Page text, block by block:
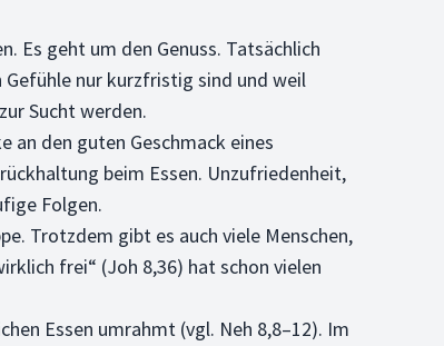
Es geht um den Genuss. Tatsächlich
Gefühle nur kurzfristig sind und weil
Sucht werden.
an den guten Geschmack eines
beim Essen. Unzufriedenheit,
Folgen.
Trotzdem gibt es auch viele Menschen,
frei“ (Joh 8,36) hat schon vielen
Essen umrahmt (vgl. Neh 8,8–12). Im